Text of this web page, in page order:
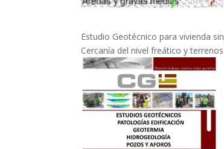
Estudio Geotécnico para vivienda
Cercanía del nivel freático y